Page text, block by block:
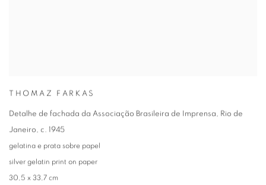
THOMAZ FARKAS
Detalhe de fachada da Associação Brasileira de Imprensa , Rio de
Janeiro , c. 1945
gelatina e prata sobre papel
silver gelatin print on paper
30,5 x 33,7 cm